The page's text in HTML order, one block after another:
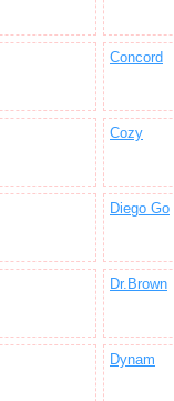
Concord
Cozy
Diego Go
Dr.Brown
Dynam